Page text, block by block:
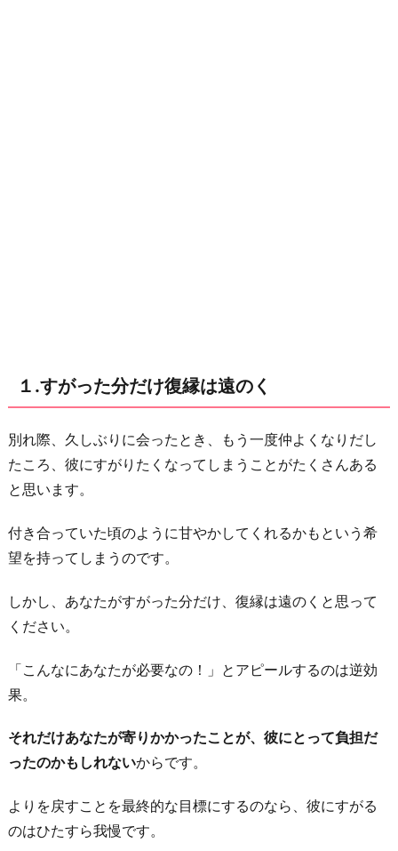
子
抜
け
さ
せ
３.
不
安
は
お
安
心
さ
せ
１.すがった分だけ復縁は遠のく
別れ際、久しぶりに会ったとき、もう一度仲よくなりだし
たころ、彼にすがりたくなってしまうことがたくさんある
と思います。
付き合っていた頃のように甘やかしてくれるかもという希
望を持ってしまうのです。
しかし、あなたがすがった分だけ、復縁は遠のくと思って
ください。
「こんなにあなたが必要なの！」とアピールするのは逆効
果。
それだけあなたが寄りかかったことが、彼にとって負担だ
ったのかもしれないからです。
よりを戻すことを最終的な目標にするのなら、彼にすがる
のはひたすら我慢です。